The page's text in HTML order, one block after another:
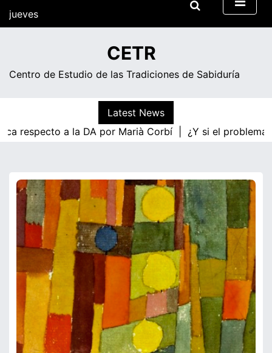
jueves
CETR
Centro de Estudio de las Tradiciones de Sabiduría
Latest News
respecto a la DA por Marià Corbí |
¿Y si el problema